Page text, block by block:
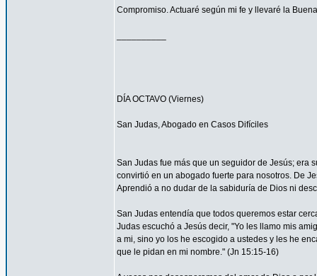
Compromiso. Actuaré según mi fe y llevaré la
DÍA OCTAVO (Viernes)
San Judas, Abogado en Casos Difíciles
San Judas fue más que un seguidor de Jesús; era
convirtió en un abogado fuerte para nosotros. De
Aprendió a no dudar de la sabiduría de Dios ni
San Judas entendía que todos queremos estar
Judas escuchó a Jesús decir, "Yo les llamo mis
a mi, sino yo los he escogido a ustedes y les he
que le pidan en mi nombre." (Jn 15:15-16)